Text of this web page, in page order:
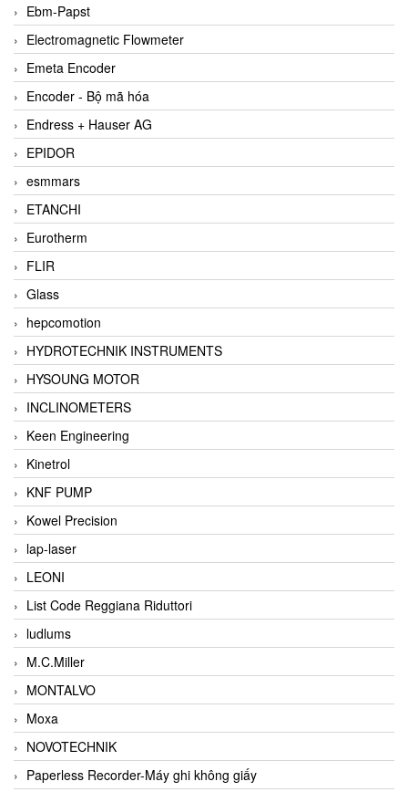
Ebm-Papst
Electromagnetic Flowmeter
Emeta Encoder
Encoder - Bộ mã hóa
Endress + Hauser AG
EPIDOR
esmmars
ETANCHI
Eurotherm
FLIR
Glass
hepcomotion
HYDROTECHNIK INSTRUMENTS
HYSOUNG MOTOR
INCLINOMETERS
Keen Engineering
Kinetrol
KNF PUMP
Kowel Precision
lap-laser
LEONI
List Code Reggiana Riduttori
ludlums
M.C.Miller
MONTALVO
Moxa
NOVOTECHNIK
Paperless Recorder-Máy ghi không giấy